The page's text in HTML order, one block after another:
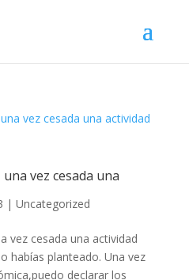
vez cesada una
| Uncategorized
vez cesada una actividad
habías planteado. Una vez
declarar los